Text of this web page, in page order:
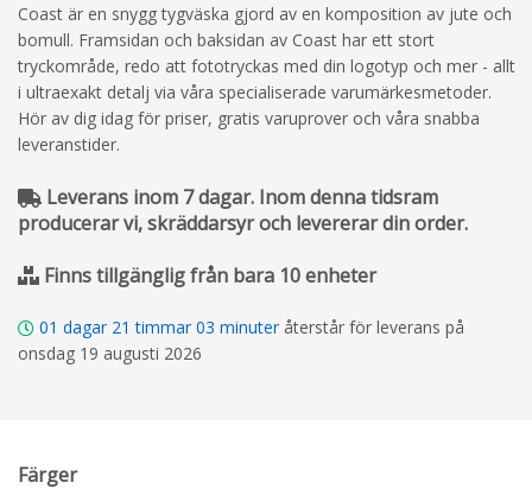
Coast är en snygg tygväska gjord av en komposition av jute och
bomull. Framsidan och baksidan av Coast har ett stort
tryckområde, redo att fototryckas med din logotyp och mer - allt
i ultraexakt detalj via våra specialiserade varumärkesmetoder.
Hör av dig idag för priser, gratis varuprover och våra snabba
leveranstider.
Leverans inom 7 dagar. Inom denna tidsram
producerar vi, skräddarsyr och levererar din order.
Finns tillgänglig från bara 10 enheter
01 dagar 21 timmar 03 minuter återstår för leverans på
onsdag 19 augusti 2026
Färger